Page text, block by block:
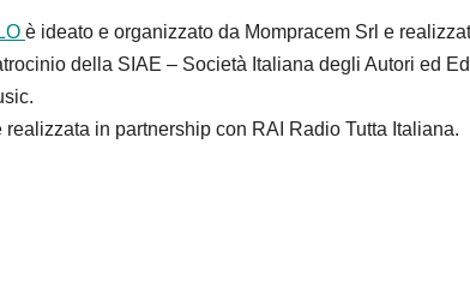
è ideato e organizzato da Mompracem Srl e
della SIAE – Società Italiana degli Autori ed
realizzata in partnership con RAI Radio Tutta Italiana.